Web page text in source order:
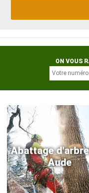
ON VOUS
Abattage
Aude